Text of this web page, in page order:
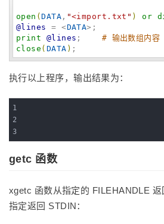
open (DATA , "<import.txt " ) or
@lines
= <DATA
print
@lines ; # 输出数组内容
close ( DATA ) ;
执行以上程序，输出结果为：
1
2
3
getc 函数
xgetc 函数从指定的 FILEHANDLE
指定返回 STDIN：